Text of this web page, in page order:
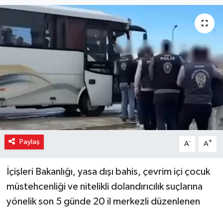
Paylaş A- A+
İçişleri Bakanlığı, yasa dışı bahis, çevrim içi çocuk
müstehcenliği ve nitelikli dolandırıcılık suçlarına
yönelik son 5 günde 20 il merkezli düzenlenen
Haber Arşivi